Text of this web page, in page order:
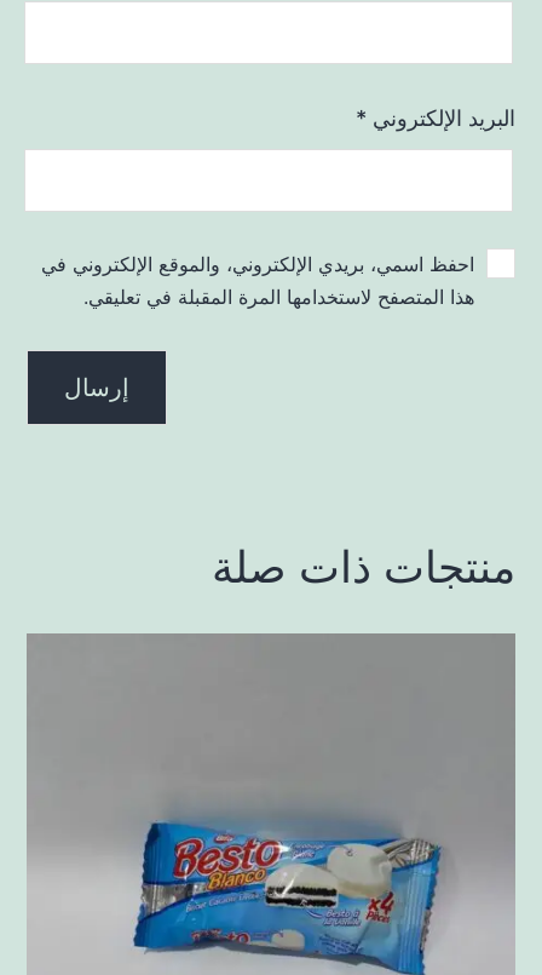
البريد الإلكتروني *
احفظ اسمي، بريدي الإلكتروني، والموقع الإلكتروني في
هذا المتصفح لاستخدامها المرة المقبلة في تعليقي.
منتجات ذات صلة